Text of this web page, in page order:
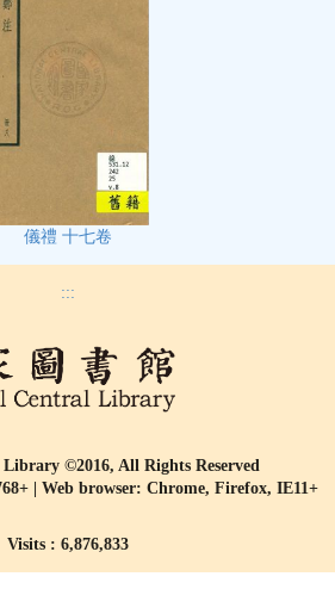
儀禮 十七卷
:::
©2016, All Rights Reserved
| Web browser: Chrome, Firefox, IE11+
Visits : 6,876,833